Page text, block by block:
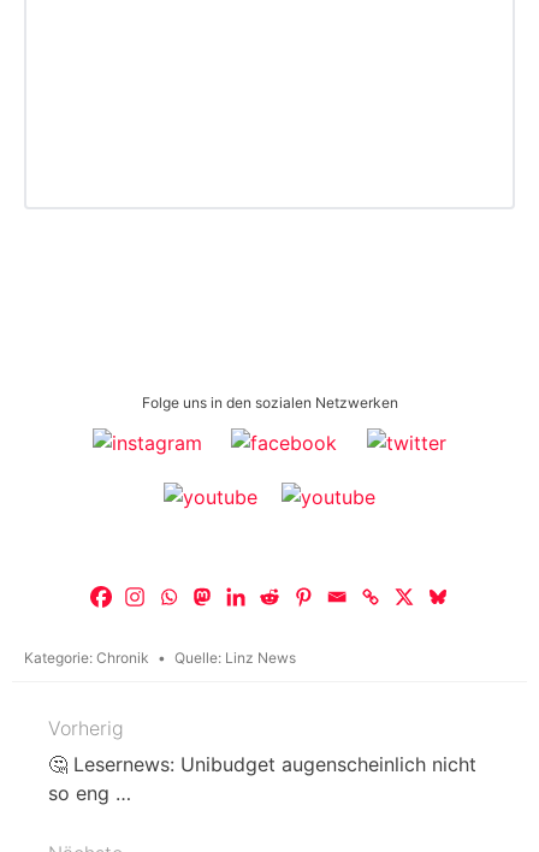
Folge uns in den sozialen Netzwerken
Kategorie: Chronik Quelle: Linz News
Beitragsnavigation
Vorherig
🤔 Lesernews: Unibudget augenscheinlich nicht
so eng …